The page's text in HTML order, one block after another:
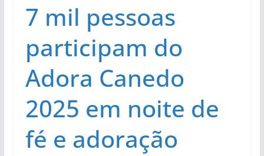
7 mil pessoas
participam do
Adora Canedo
2025 em noite de
fé e adoração